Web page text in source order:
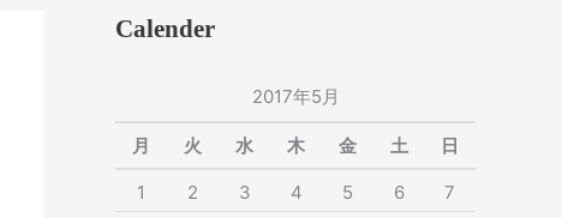
Calender
2017年5月
月 火 水 木 金 土 日
1 2 3 4 5 6
7